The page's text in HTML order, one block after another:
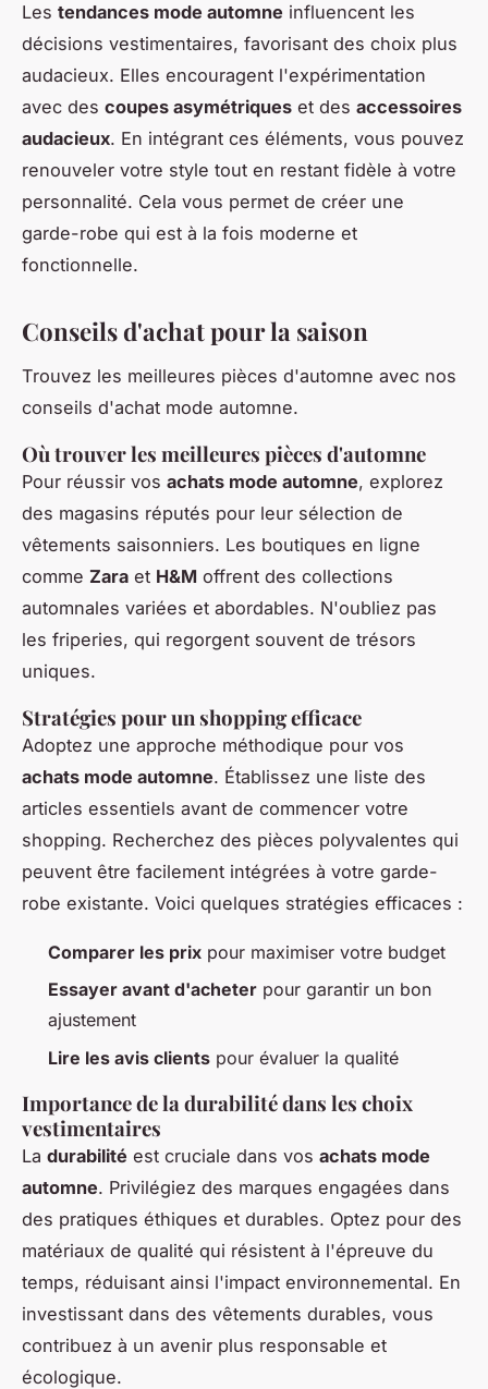
Les tendances mode automne influencent les
décisions vestimentaires, favorisant des choix plus
audacieux. Elles encouragent l'expérimentation
avec des coupes asymétriques et des accessoires
audacieux. En intégrant ces éléments, vous pouvez
renouveler votre style tout en restant fidèle à votre
personnalité. Cela vous permet de créer une
garde-robe qui est à la fois moderne et
fonctionnelle.
Conseils d'achat pour la saison
Trouvez les meilleures pièces d'automne avec nos
conseils d'achat mode automne.
Où trouver les meilleures pièces d'automne
Pour réussir vos achats mode automne, explorez
des magasins réputés pour leur sélection de
vêtements saisonniers. Les boutiques en ligne
comme Zara et H&M offrent des collections
automnales variées et abordables. N'oubliez pas
les friperies, qui regorgent souvent de trésors
uniques.
Stratégies pour un shopping efficace
Adoptez une approche méthodique pour vos
achats mode automne. Établissez une liste des
articles essentiels avant de commencer votre
shopping. Recherchez des pièces polyvalentes qui
peuvent être facilement intégrées à votre garde-
robe existante. Voici quelques stratégies efficaces :
Comparer les prix pour maximiser votre budget
Essayer avant d'acheter pour garantir un bon
ajustement
Lire les avis clients pour évaluer la qualité
Importance de la durabilité dans les choix
vestimentaires
La durabilité est cruciale dans vos achats mode
automne. Privilégiez des marques engagées dans
des pratiques éthiques et durables. Optez pour des
matériaux de qualité qui résistent à l'épreuve du
temps, réduisant ainsi l'impact environnemental. En
investissant dans des vêtements durables, vous
contribuez à un avenir plus responsable et
écologique.